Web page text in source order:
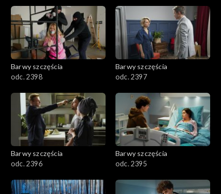
2901-3000
2801–2900
2701–2800
2501–2600
2401–2500
2301–2400
2201–2300
Barwy szczęścia
odc. 2398
Barwy szczęścia
odc. 2397
Barwy szczęścia
odc. 2396
Barwy szczęścia
odc. 2395